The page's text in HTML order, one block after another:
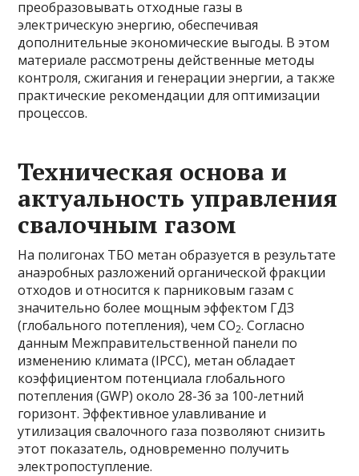
преобразовывать отходные газы в
электрическую энергию, обеспечивая
дополнительные экономические выгоды. В этом
материале рассмотрены действенные методы
контроля, сжигания и генерации энергии, а также
практические рекомендации для оптимизации
процессов.
Техническая основа и
актуальность управления
свалочным газом
На полигонах ТБО метан образуется в результате
анаэробных разложений органической фракции
отходов и относится к парниковым газам с
значительно более мощным эффектом ГДЗ
(глобального потепления), чем CO2. Согласно
данным Межправительственной панели по
изменению климата (IPCC), метан обладает
коэффициентом потенциала глобального
потепления (GWP) около 28-36 за 100-летний
горизонт. Эффективное улавливание и
утилизация свалочного газа позволяют снизить
этот показатель, одновременно получить
электропоступление.